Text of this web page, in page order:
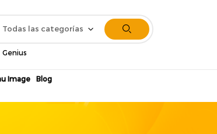
Todas las categorías
Genius
Blog